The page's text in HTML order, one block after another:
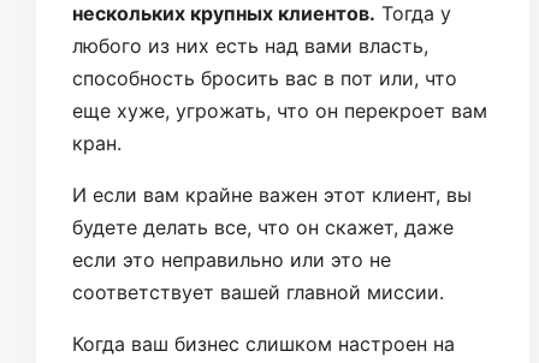
нескольких крупных клиентов. Тогда у
любого из них есть над вами власть,
способность бросить вас в пот или, что
еще хуже, угрожать, что он перекроет вам
кран.
И если вам крайне важен этот клиент, вы
будете делать все, что он скажет, даже
если это неправильно или это не
соответствует вашей главной миссии.
Когда ваш бизнес слишком настроен на